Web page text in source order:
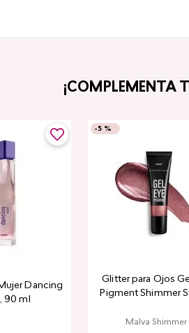
¡COMPLEMENTA
Dancing
90 ml
-5 %
Glitter para Ojos
Pigment Shimmer
Malva Shimmer